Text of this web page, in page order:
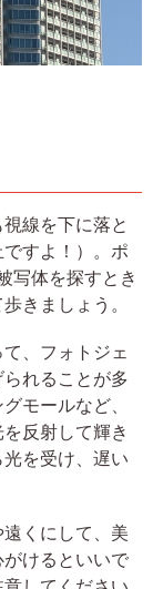
線を下に落と
すよ！）。ポ
写体を探すとき
きましょう。
、フォトジェ
れることが多
モールなど、
反射して輝き
を受け、遅い
くにして、美
けるといいで